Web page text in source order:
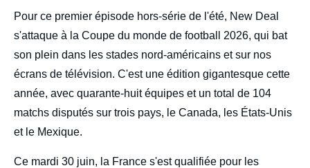
body
Pour ce premier épisode hors-série de l'été, New Deal
s'attaque à la Coupe du monde de football 2026, qui bat
son plein dans les stades nord-américains et sur nos
écrans de télévision. C'est une édition gigantesque cette
année, avec quarante-huit équipes et un total de 104
matchs disputés sur trois pays, le Canada, les États-Unis
et le Mexique.
Ce mardi 30 juin, la France s'est qualifiée pour les